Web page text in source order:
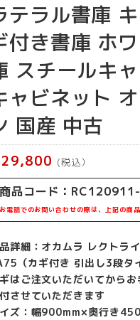
テラル書庫
付き書庫 ホ
スチールキ
ャビネット
国産 中古
29,800 (税込）
商品コード：
お電話でのお問い合わせの際は、上記の商
詳細：オカムラ レクトラ
（カギ付き 引出し3段タ
はご注文いただいてから
させていただきます
ズ：幅900mm×奥行き